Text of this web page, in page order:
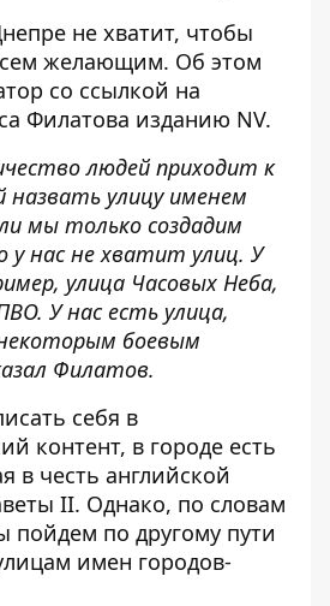
не хватит, чтобы
желающим. Об этом
со ссылкой на
Филатова изданию NV.
людей приходит к
назвать улицу именем
мы только создадим
у нас не хватит улиц. У
улица Часовых Неба,
У нас есть улица,
боевым
Филатов.
себя в
контент, в городе есть
в честь английской
II. Однако, по словам
пойдем по другому пути
имен городов-